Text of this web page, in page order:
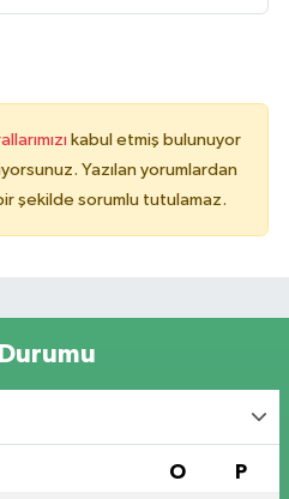
kabul etmiş bulunuyor
Yazılan yorumlardan
şekilde sorumlu tutulamaz.
O P